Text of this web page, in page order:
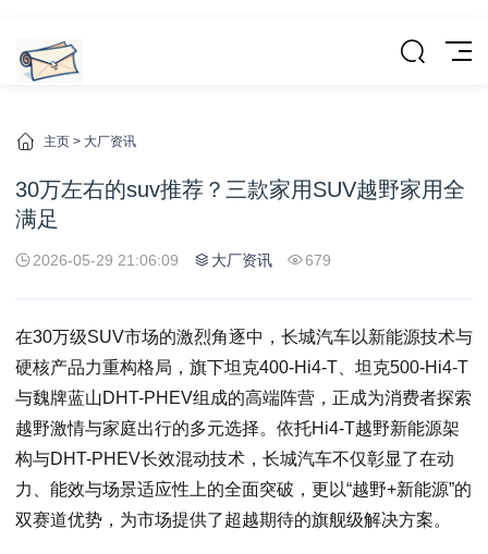
主页 > 大厂资讯
30万左右的suv推荐？三款家用SUV越野家用全
满足
2026-05-29 21:06:09 大厂资讯 679
在30万级SUV市场的激烈角逐中，长城汽车以新能源技术与
硬核产品力重构格局，旗下坦克400-Hi4-T、坦克500-Hi4-T
与魏牌蓝山DHT-PHEV组成的高端阵营，正成为消费者探索
越野激情与家庭出行的多元选择。依托Hi4-T越野新能源架
构与DHT-PHEV长效混动技术，长城汽车不仅彰显了在动
力、能效与场景适应性上的全面突破，更以“越野+新能源”的
双赛道优势，为市场提供了超越期待的旗舰级解决方案。